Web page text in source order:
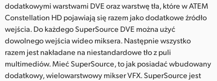
dodatkowymi warstwami DVE oraz warstwę tła, które w ATEM
Constellation HD pojawiają się razem jako dodatkowe źródło
wejścia. Do każdego SuperSource DVE można użyć
dowolnego wejścia wideo miksera. Następnie wszystko
razem jest nakładane na niestandardowe tło z puli
multimediów. Mieć SuperSource, to jak posiadać wbudowany
dodatkowy, wielowarstwowy mikser VFX. SuperSource jest